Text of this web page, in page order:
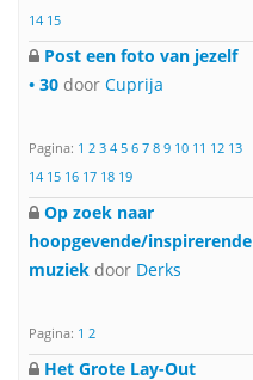
14 15
Post een foto van jezelf
• 30 door Cuprija
Pagina: 1 2 3 4 5 6 7 8 9 10 11 12 13
14 15 16 17 18 19
Op zoek naar
hoopgevende/inspirerende
muziek door Derks
Pagina: 1 2
Het Grote Lay-Out